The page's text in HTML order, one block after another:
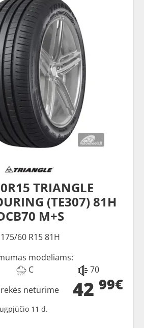
TRIANGLE
(TE307) 81H
M+S
175/60 R15 81H
modeliams:
C 70
42 99€
neturime
11 d.